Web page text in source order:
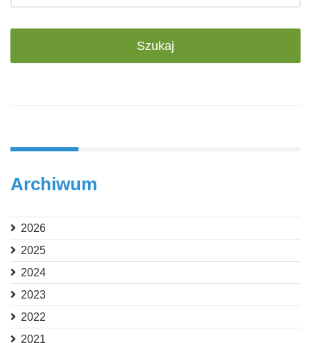
Archiwum
2026
2025
2024
2023
2022
2021